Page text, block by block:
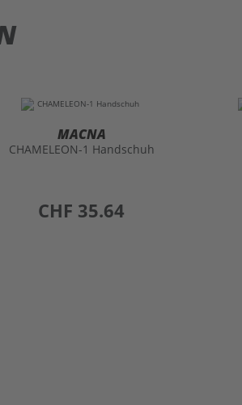
MACNA
CHAMELEON-1 Handschuh
preis
CHF 35.64